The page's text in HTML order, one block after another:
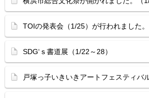
TOIの発表会（1/25）が行われました。
SDG‘ｓ書道展（1/22～28）
戸塚っ子いきいきアートフェスティバ